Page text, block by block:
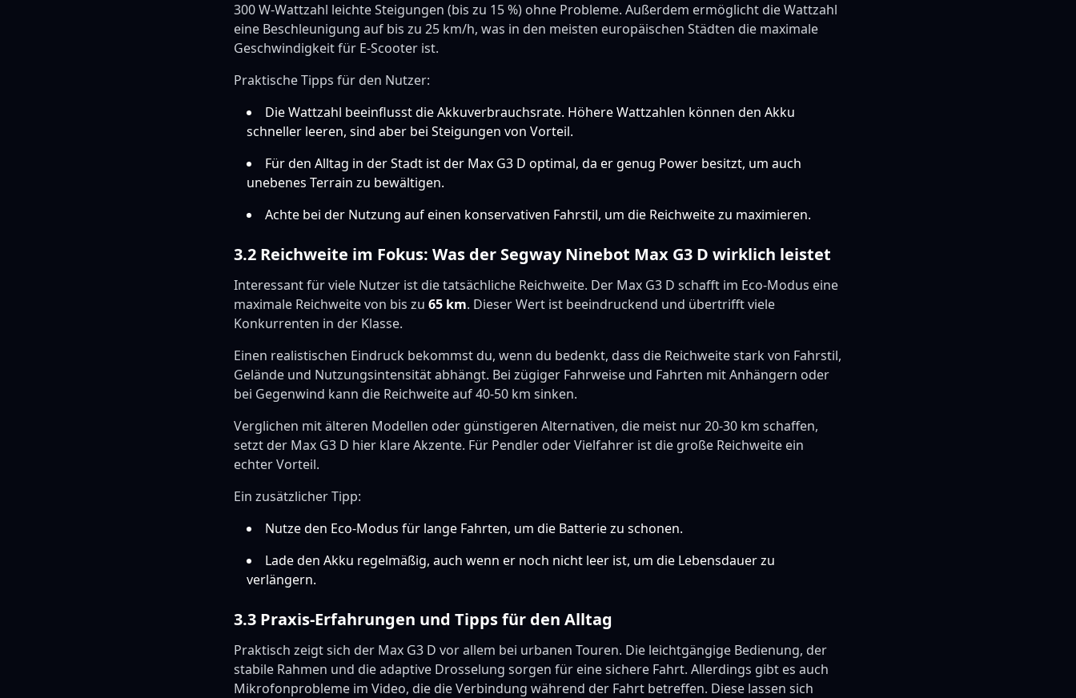
300 W-Wattzahl leichte Steigungen (bis zu 15 %) ohne Probleme. Außerdem ermöglicht die Wattzahl
eine Beschleunigung auf bis zu 25 km/h, was in den meisten europäischen Städten die maximale
Geschwindigkeit für E-Scooter ist.
Praktische Tipps für den Nutzer:
Die Wattzahl beeinflusst die Akkuverbrauchsrate. Höhere Wattzahlen können den Akku
schneller leeren, sind aber bei Steigungen von Vorteil.
Für den Alltag in der Stadt ist der Max G3 D optimal, da er genug Power besitzt, um auch
unebenes Terrain zu bewältigen.
Achte bei der Nutzung auf einen konservativen Fahrstil, um die Reichweite zu maximieren.
3.2 Reichweite im Fokus: Was der Segway Ninebot Max G3 D wirklich leistet
Interessant für viele Nutzer ist die tatsächliche Reichweite. Der Max G3 D schafft im Eco-Modus eine
maximale Reichweite von bis zu 65 km. Dieser Wert ist beeindruckend und übertrifft viele
Konkurrenten in der Klasse.
Einen realistischen Eindruck bekommst du, wenn du bedenkt, dass die Reichweite stark von Fahrstil,
Gelände und Nutzungsintensität abhängt. Bei zügiger Fahrweise und Fahrten mit Anhängern oder
bei Gegenwind kann die Reichweite auf 40-50 km sinken.
Verglichen mit älteren Modellen oder günstigeren Alternativen, die meist nur 20-30 km schaffen,
setzt der Max G3 D hier klare Akzente. Für Pendler oder Vielfahrer ist die große Reichweite ein
echter Vorteil.
Ein zusätzlicher Tipp:
Nutze den Eco-Modus für lange Fahrten, um die Batterie zu schonen.
Lade den Akku regelmäßig, auch wenn er noch nicht leer ist, um die Lebensdauer zu
verlängern.
3.3 Praxis-Erfahrungen und Tipps für den Alltag
Praktisch zeigt sich der Max G3 D vor allem bei urbanen Touren. Die leichtgängige Bedienung, der
stabile Rahmen und die adaptive Drosselung sorgen für eine sichere Fahrt. Allerdings gibt es auch
Mikrofonprobleme im Video, die die Verbindung während der Fahrt betreffen. Diese lassen sich